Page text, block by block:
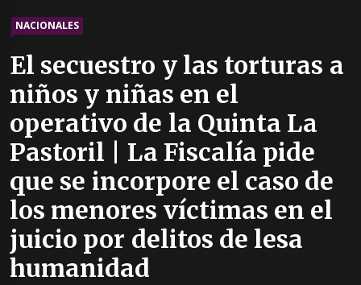
NACIONALES
El secuestro y las torturas a
niños y niñas en el
operativo de la Quinta La
Pastoril | La Fiscalía pide
que se incorpore el caso de
los menores víctimas en el
juicio por delitos de lesa
humanidad